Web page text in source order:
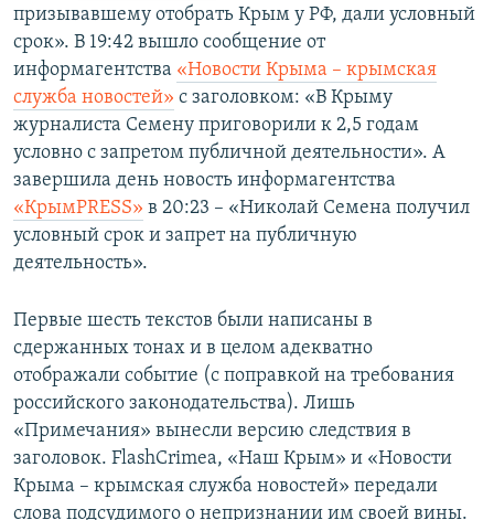
призывавшему отобрать Крым у РФ, дали условный
срок». В 19:42 вышло сообщение от
информагентства «Новости Крыма – крымская
служба новостей» с заголовком: «В Крыму
журналиста Семену приговорили к 2,5 годам
условно с запретом публичной деятельности». А
завершила день новость информагентства
«КрымPRESS» в 20:23 – «Николай Семена получил
условный срок и запрет на публичную
деятельность».
Первые шесть текстов были написаны в
сдержанных тонах и в целом адекватно
отображали событие (с поправкой на требования
российского законодательства). Лишь
«Примечания» вынесли версию следствия в
заголовок. FlashCrimea, «Наш Крым» и «Новости
Крыма – крымская служба новостей» передали
слова подсудимого о непризнании им своей вины.